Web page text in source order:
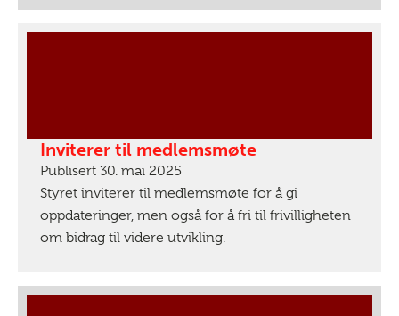
Inviterer til medlemsmøte
Publisert 30. mai 2025
Styret inviterer til medlemsmøte for å gi
oppdateringer, men også for å fri til frivilligheten
om bidrag til videre utvikling.